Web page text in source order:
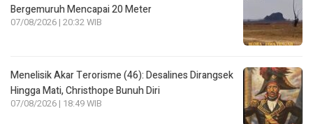
Bergemuruh Mencapai 20 Meter
07/08/2026 | 20:32 WIB
Menelisik Akar Terorisme (46): Desalines Dirangsek
Hingga Mati, Christhope Bunuh Diri
07/08/2026 | 18:49 WIB